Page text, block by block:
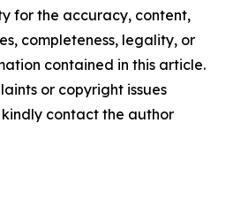
for the accuracy, content,
completeness, legality, or
contained in this article.
or copyright issues
contact the author